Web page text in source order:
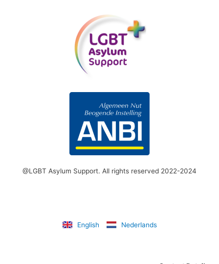
@LGBT Asylum Support. All rights reserved 2022-2024
English Nederlands